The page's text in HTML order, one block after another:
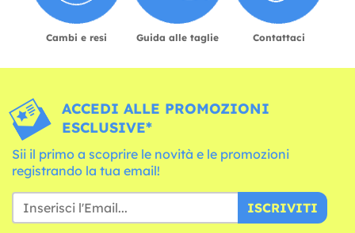
Cambi e resi Guida alle taglie Contattaci
ACCEDI ALLE PROMOZIONI
ESCLUSIVE*
Sii il primo a scoprire le novità e le promozioni
registrando la tua email!
ISCRIVITI